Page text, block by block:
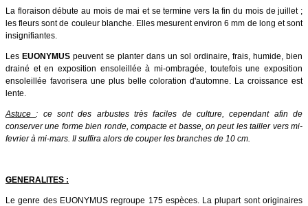
La floraison débute au mois de mai et se termine vers la fin du mois de juillet ;
les fleurs sont de couleur blanche. Elles mesurent environ 6 mm de long et sont
insignifiantes.
Les EUONYMUS peuvent se planter dans un sol ordinaire, frais, humide, bien
drainé et en exposition ensoleillée à mi-ombragée, toutefois une exposition
ensoleillée favorisera une plus belle coloration d'automne. La croissance est
lente.
Astuce : ce sont des arbustes très faciles de culture, cependant afin de
conserver une forme bien ronde, compacte et basse, on peut les tailler vers mi-
fevrier à mi-mars. Il suffira alors de couper les branches de 10 cm.
GENERALITES :
Le genre des EUONYMUS regroupe 175 espèces. La plupart sont originaires